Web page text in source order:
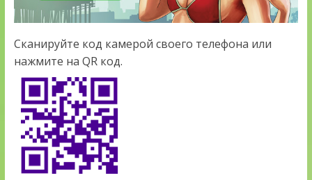
Сканируйте код камерой своего телефона или
нажмите на QR код.